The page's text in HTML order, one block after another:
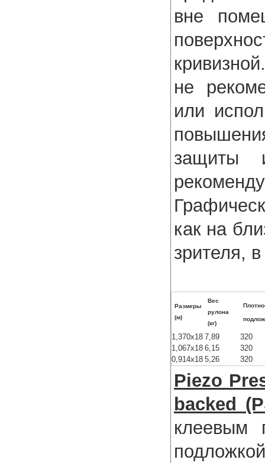
вне
не
или
защиты
как на
зрителя,
Размеры
(м)
Вес
рулона
(кг)
1,370x18 7,89
320
1,067x18 6,15
320
0,914x18 5,26 320
Piezo
backed
клеевым